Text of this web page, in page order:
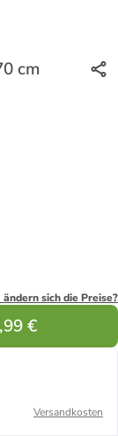
cm
sich die Preise?
€
Versandkosten